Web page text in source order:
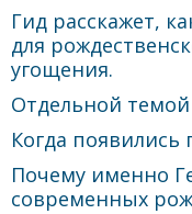
Гид расскажет,
для
угощения.
Отдельной темой
Когда появились
Почему именно
современных